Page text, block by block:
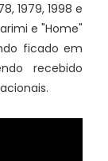
1979, 1998 e
e "Home"
ficado em
recebido